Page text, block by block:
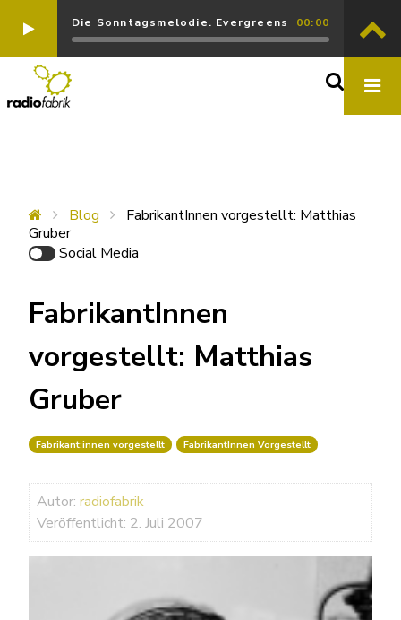
Die Sonntagsmelodie. Evergreens 00:00
Blog
FabrikantInnen vorgestellt: Matthias
Gruber
Social Media
FabrikantInnen
vorgestellt: Matthias
Gruber
Fabrikant:innen vorgestellt FabrikantInnen Vorgestellt
Autor: radiofabrik
Veröffentlicht: 2. Juli 2007